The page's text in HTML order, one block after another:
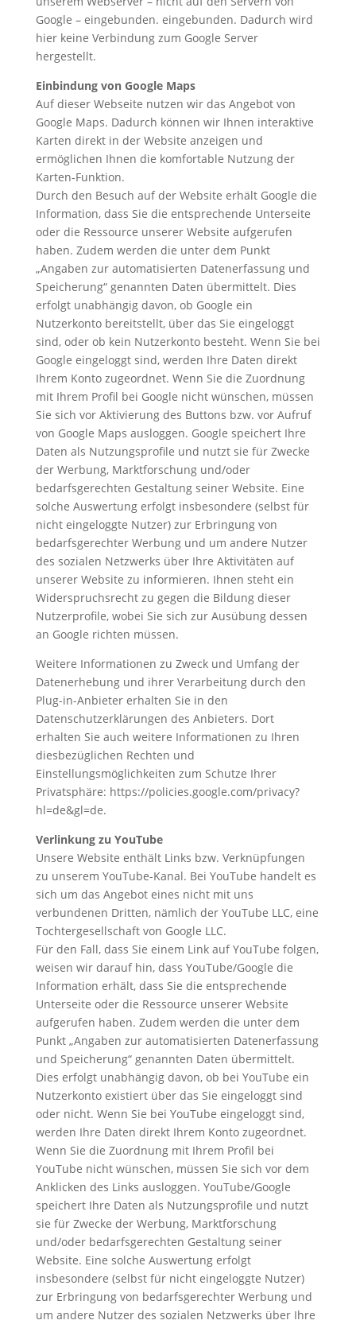
Google – eingebunden. eingebunden. Dadurch wird
hier keine Verbindung zum Google Server
hergestellt.
Einbindung von Google Maps
Auf dieser Webseite nutzen wir das Angebot von
Google Maps. Dadurch können wir Ihnen interaktive
Karten direkt in der Website anzeigen und
ermöglichen Ihnen die komfortable Nutzung der
Karten-Funktion.
Durch den Besuch auf der Website erhält Google die
Information, dass Sie die entsprechende Unterseite
oder die Ressource unserer Website aufgerufen
haben. Zudem werden die unter dem Punkt
„Angaben zur automatisierten Datenerfassung und
Speicherung“ genannten Daten übermittelt. Dies
erfolgt unabhängig davon, ob Google ein
Nutzerkonto bereitstellt, über das Sie eingeloggt
sind, oder ob kein Nutzerkonto besteht. Wenn Sie bei
Google eingeloggt sind, werden Ihre Daten direkt
Ihrem Konto zugeordnet. Wenn Sie die Zuordnung
mit Ihrem Profil bei Google nicht wünschen, müssen
Sie sich vor Aktivierung des Buttons bzw. vor Aufruf
von Google Maps ausloggen. Google speichert Ihre
Daten als Nutzungsprofile und nutzt sie für Zwecke
der Werbung, Marktforschung und/oder
bedarfsgerechten Gestaltung seiner Website. Eine
solche Auswertung erfolgt insbesondere (selbst für
nicht eingeloggte Nutzer) zur Erbringung von
bedarfsgerechter Werbung und um andere Nutzer
des sozialen Netzwerks über Ihre Aktivitäten auf
unserer Website zu informieren. Ihnen steht ein
Widerspruchsrecht zu gegen die Bildung dieser
Nutzerprofile, wobei Sie sich zur Ausübung dessen
an Google richten müssen.
Weitere Informationen zu Zweck und Umfang der
Datenerhebung und ihrer Verarbeitung durch den
Plug-in-Anbieter erhalten Sie in den
Datenschutzerklärungen des Anbieters. Dort
erhalten Sie auch weitere Informationen zu Ihren
diesbezüglichen Rechten und
Einstellungsmöglichkeiten zum Schutze Ihrer
Privatsphäre: https://policies.google.com/privacy?
hl=de&gl=de.
Verlinkung zu YouTube
Unsere Website enthält Links bzw. Verknüpfungen
zu unserem YouTube-Kanal. Bei YouTube handelt es
sich um das Angebot eines nicht mit uns
verbundenen Dritten, nämlich der YouTube LLC, eine
Tochtergesellschaft von Google LLC.
Für den Fall, dass Sie einem Link auf YouTube folgen,
weisen wir darauf hin, dass YouTube/Google die
Information erhält, dass Sie die entsprechende
Unterseite oder die Ressource unserer Website
aufgerufen haben. Zudem werden die unter dem
Punkt „Angaben zur automatisierten Datenerfassung
und Speicherung“ genannten Daten übermittelt.
Dies erfolgt unabhängig davon, ob bei YouTube ein
Nutzerkonto existiert über das Sie eingeloggt sind
oder nicht. Wenn Sie bei YouTube eingeloggt sind,
werden Ihre Daten direkt Ihrem Konto zugeordnet.
Wenn Sie die Zuordnung mit Ihrem Profil bei
YouTube nicht wünschen, müssen Sie sich vor dem
Anklicken des Links ausloggen. YouTube/Google
speichert Ihre Daten als Nutzungsprofile und nutzt
sie für Zwecke der Werbung, Marktforschung
und/oder bedarfsgerechten Gestaltung seiner
Website. Eine solche Auswertung erfolgt
insbesondere (selbst für nicht eingeloggte Nutzer)
zur Erbringung von bedarfsgerechter Werbung und
um andere Nutzer des sozialen Netzwerks über Ihre